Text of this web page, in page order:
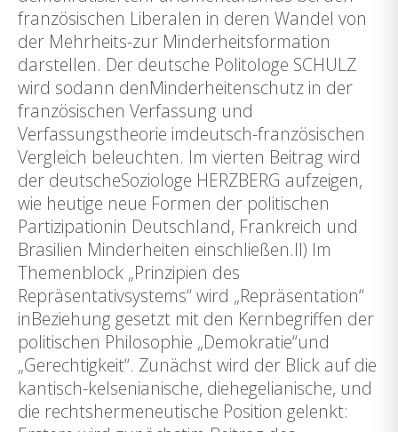
französischen Liberalen in deren Wandel von
der Mehrheits-zur Minderheitsformation
darstellen. Der deutsche Politologe SCHULZ
wird sodann denMinderheitenschutz in der
französischen Verfassung und
Verfassungstheorie imdeutsch-französischen
Vergleich beleuchten. Im vierten Beitrag wird
der deutscheSoziologe HERZBERG aufzeigen,
wie heutige neue Formen der politischen
Partizipationin Deutschland, Frankreich und
Brasilien Minderheiten einschließen.II) Im
Themenblock „Prinzipien des
Repräsentativsystems“ wird „Repräsentation“
inBeziehung gesetzt mit den Kernbegriffen der
politischen Philosophie „Demokratie“und
„Gerechtigkeit“. Zunächst wird der Blick auf die
kantisch-kelsenianische, diehegelianische, und
die rechtshermeneutische Position gelenkt: